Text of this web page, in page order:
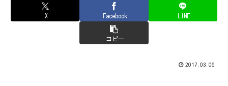
X Facebook LINE
コピー
2017.03.06